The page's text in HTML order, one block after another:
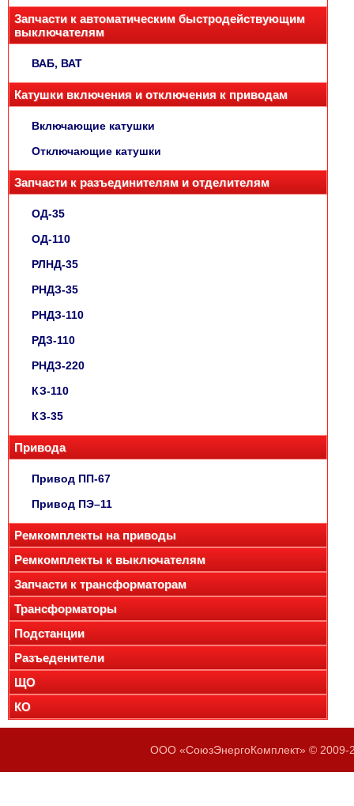
Запчасти к автоматическим быстродействующим
выключателям
ВАБ, ВАТ
Катушки включения и отключения к приводам
Включающие катушки
Отключающие катушки
Запчасти к разъединителям и отделителям
ОД-35
ОД-110
РЛНД-35
РНДЗ-35
РНДЗ-110
РДЗ-110
РНДЗ-220
КЗ-110
КЗ-35
Привода
Привод ПП-67
Привод ПЭ–11
Ремкомплекты на приводы
Ремкомплекты к выключателям
Запчасти к трансформаторам
Трансформаторы
Подстанции
Разъеденители
ЩО
КО
ООО «СоюзЭнергоКомплект» © 2009-